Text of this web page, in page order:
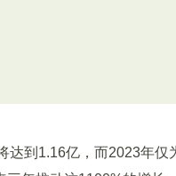
到1.16亿，而2023年仅